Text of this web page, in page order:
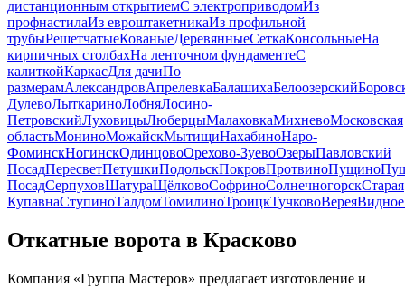
дистанционным открытиемС электроприводомИз
профнастилаИз евроштакетникаИз профильной
трубыРешетчатыеКованыеДеревянныеСеткаКонсольныеНа
кирпичных столбахНа ленточном фундаментеС
калиткойКаркасДля дачиПо
размерамАлександровАпрелевкаБалашихаБелоозерский
ДулевоЛыткариноЛобняЛосино-
ПетровскийЛуховицыЛюберцыМалаховкаМихневоМосковская
областьМониноМожайскМытищиНахабиноНаро-
ФоминскНогинскОдинцовоОрехово-ЗуевоОзерыПавловский
ПосадПересветПетушкиПодольскПокровПротвиноПущино
ПосадСерпуховШатураЩёлковоСофриноСолнечногорскСтарая
КупавнаСтупиноТалдомТомилиноТроицкТучковоВереяВидное
Откатные ворота в Красково
Компания «Группа Мастеров» предлагает изготовление и